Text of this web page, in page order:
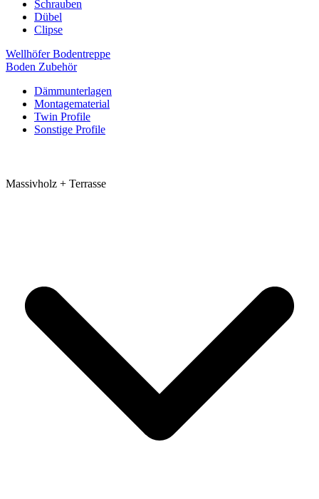
Schrauben
Dübel
Clipse
Wellhöfer Bodentreppe
Boden Zubehör
Dämmunterlagen
Montagematerial
Twin Profile
Sonstige Profile
Massivholz + Terrasse